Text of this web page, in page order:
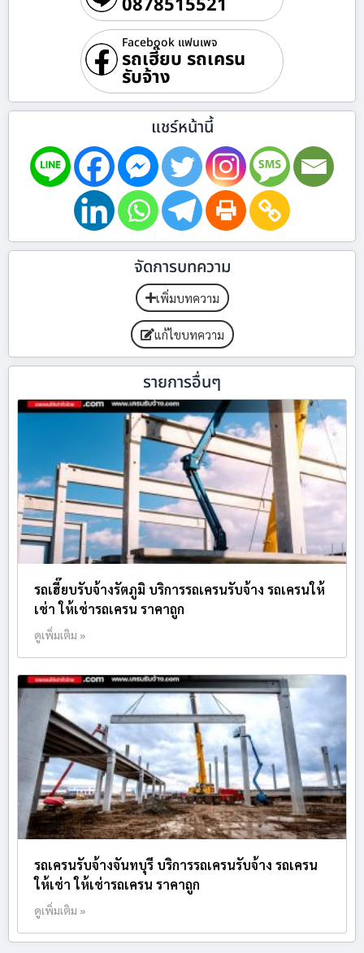
Facebook แฟนเพจ
รถเฮี๊ยบ รถเครน
รับจ้าง
แชร์หน้านี้
จัดการบทความ
เพิ่มบทความ
แก้ไขบทความ
รายการอื่นๆ
รถเฮี๊ยบรับจ้างรัตภูมิ บริการรถเครนรับจ้าง รถเครนให้
เช่า ให้เช่ารถเครน ราคาถูก
ดูเพิ่มเติม »
รถเครนรับจ้างจันทบุรี บริการรถเครนรับจ้าง รถเครน
ให้เช่า ให้เช่ารถเครน ราคาถูก
ดูเพิ่มเติม »